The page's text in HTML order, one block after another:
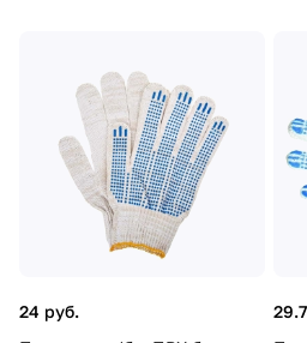
24 руб.